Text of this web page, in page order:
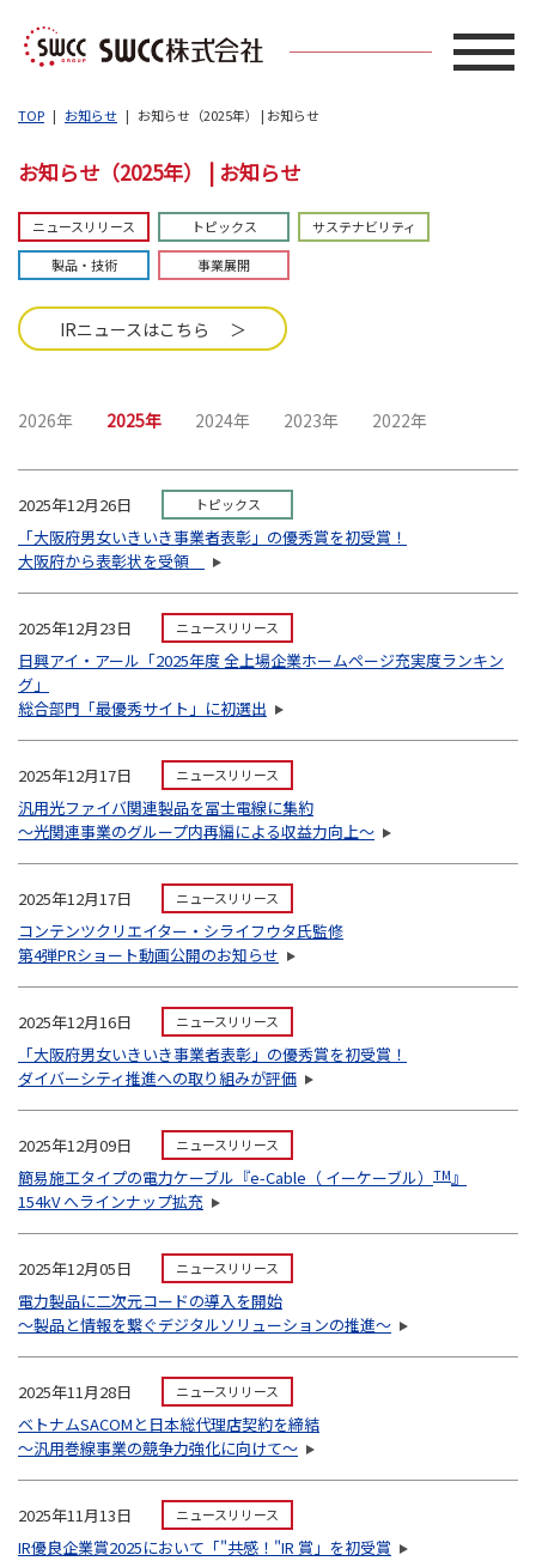
TOP お知らせ お知らせ（2025年） | お知らせ
お知らせ（2025年） | お知らせ
ニュースリリース トピックス
サステナビリティ
製品・技術
事業展開
IRニュースはこちら ＞
2026年 2025年 2024年 2023年 2022年
2025年12月26日 トピックス
「大阪府男女いきいき事業者表彰」の優秀賞を初受賞！
大阪府から表彰状を受領
2025年12月23日 ニュースリリース
日興アイ・アール「2025年度 全上場企業ホームページ充実度ランキン
グ」
総合部門「最優秀サイト」に初選出
2025年12月17日 ニュースリリース
汎用光ファイバ関連製品を冨士電線に集約
～光関連事業のグループ内再編による収益力向上～
2025年12月17日 ニュースリリース
コンテンツクリエイター・シライフウタ氏監修
第4弾PRショート動画公開のお知らせ
2025年12月16日 ニュースリリース
「大阪府男女いきいき事業者表彰」の優秀賞を初受賞！
ダイバーシティ推進への取り組みが評価
2025年12月09日 ニュースリリース
簡易施工タイプの電力ケーブル『e-Cable（ イーケーブル） TM』
154kV へラインナップ拡充
2025年12月05日 ニュースリリース
電力製品に二次元コードの導入を開始
～製品と情報を繋ぐデジタルソリューションの推進～
2025年11月28日 ニュースリリース
ベトナムSACOMと日本総代理店契約を締結
～汎用巻線事業の競争力強化に向けて～
2025年11月13日 ニュースリリース
IR優良企業賞2025において「"共感！"IR 賞」を初受賞